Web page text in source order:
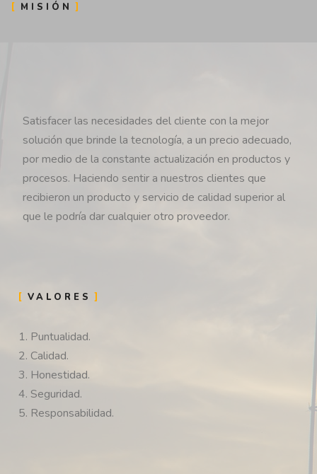
MISIÓN
Satisfacer las necesidades del cliente con la mejor
solución que brinde la tecnología, a un precio adecuado,
por medio de la constante actualización en productos y
procesos. Haciendo sentir a nuestros clientes que
recibieron un producto y servicio de calidad superior al
que le podría dar cualquier otro proveedor.
VALORES
1. Puntualidad.
2. Calidad.
3. Honestidad.
4. Seguridad.
5. Responsabilidad.